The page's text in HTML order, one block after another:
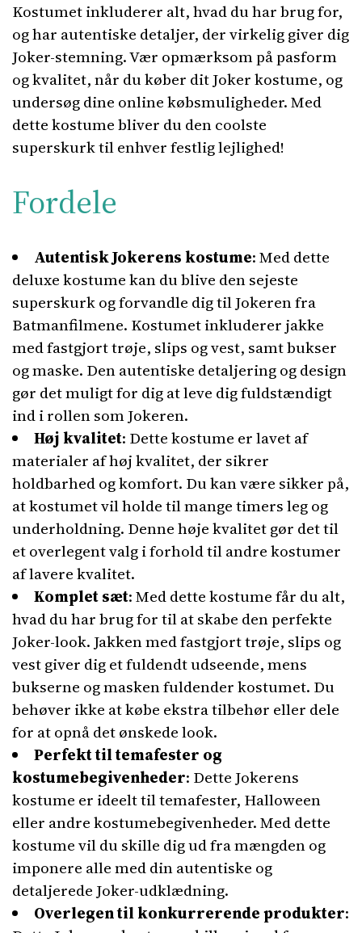
Kostumet inkluderer alt, hvad du har brug for,
og har autentiske detaljer, der virkelig giver dig
Joker-stemning. Vær opmærksom på pasform
og kvalitet, når du køber dit Joker kostume, og
undersøg dine online købsmuligheder. Med
dette kostume bliver du den coolste
superskurk til enhver festlig lejlighed!
Fordele
Autentisk Jokerens kostume: Med dette
deluxe kostume kan du blive den sejeste
superskurk og forvandle dig til Jokeren fra
Batmanfilmene. Kostumet inkluderer jakke
med fastgjort trøje, slips og vest, samt bukser
og maske. Den autentiske detaljering og design
gør det muligt for dig at leve dig fuldstændigt
ind i rollen som Jokeren.
Høj kvalitet: Dette kostume er lavet af
materialer af høj kvalitet, der sikrer
holdbarhed og komfort. Du kan være sikker på,
at kostumet vil holde til mange timers leg og
underholdning. Denne høje kvalitet gør det til
et overlegent valg i forhold til andre kostumer
af lavere kvalitet.
Komplet sæt: Med dette kostume får du alt,
hvad du har brug for til at skabe den perfekte
Joker-look. Jakken med fastgjort trøje, slips og
vest giver dig et fuldendt udseende, mens
bukserne og masken fuldender kostumet. Du
behøver ikke at købe ekstra tilbehør eller dele
for at opnå det ønskede look.
Perfekt til temafester og
kostumebegivenheder: Dette Jokerens
kostume er ideelt til temafester, Halloween
eller andre kostumebegivenheder. Med dette
kostume vil du skille dig ud fra mængden og
imponere alle med din autentiske og
detaljerede Joker-udklædning.
Overlegen til konkurrerende produkter: